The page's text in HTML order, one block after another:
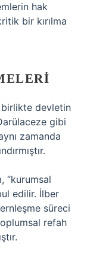
hak
bir kırılma
birlikte devletin
gibi
zamanda
“kurumsal
edilir. İlber
süreci
refah